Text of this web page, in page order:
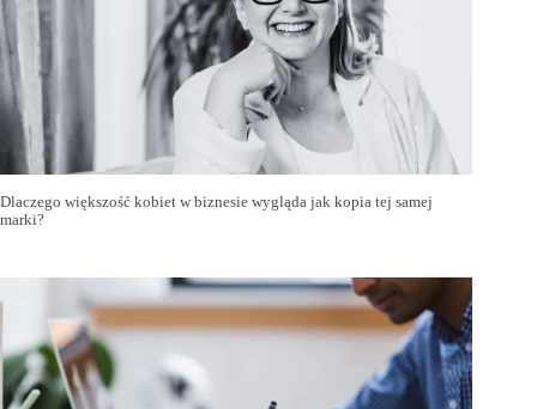
Dlaczego większość kobiet w biznesie wygląda jak kopia tej samej
marki?